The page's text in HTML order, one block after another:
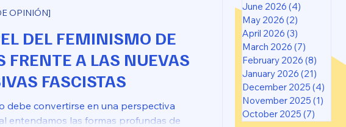
DEL FEMINISMO DE
FRENTE A LAS NUEVAS
FASCISTAS
debe convertirse en una perspectiva
entendamos las formas profundas de
OPINIÓN]
June 2026 (4)
May 2026 (2)
April 2026 (3)
March 2026 (7)
February 2026 (8) 8
January 2026 (21)
December 2025 (4)
November 2025 (1)
October 2025 (7)